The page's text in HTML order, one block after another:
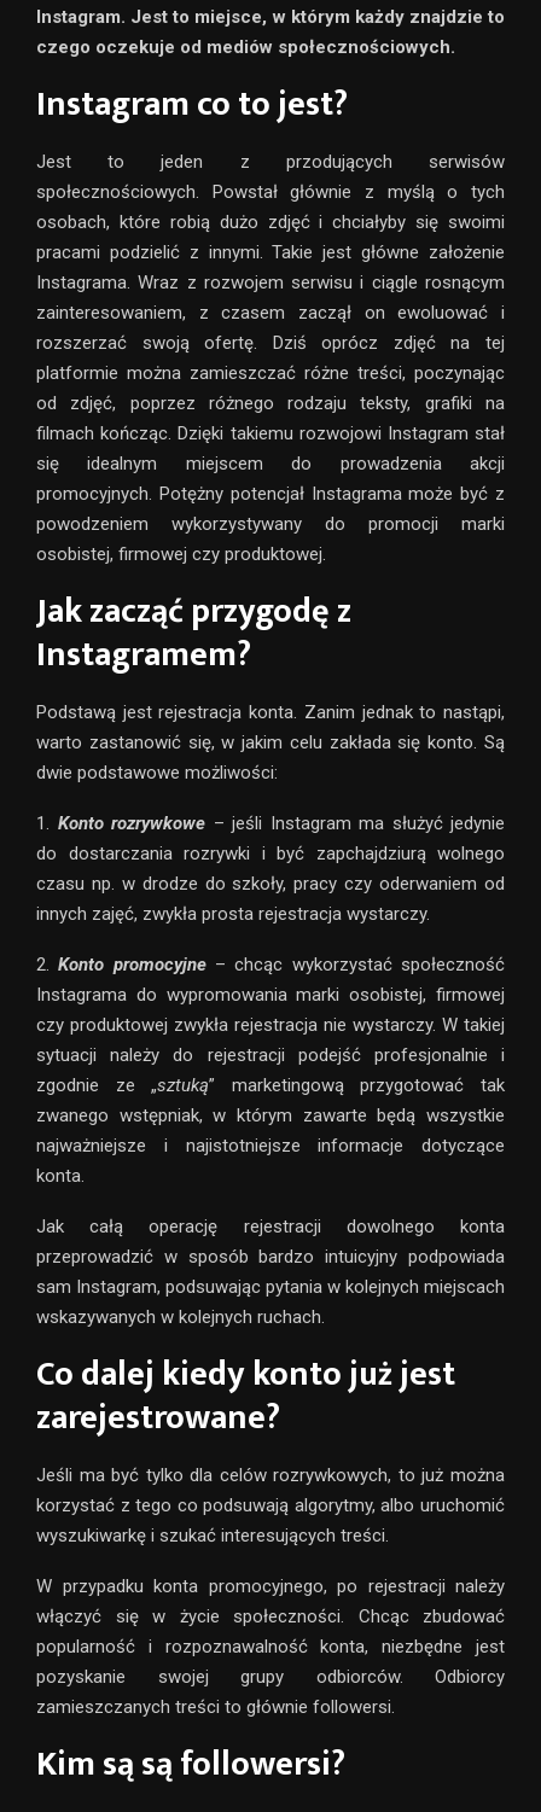
Instagram. Jest to miejsce, w którym każdy znajdzie to
czego oczekuje od mediów społecznościowych.
Instagram co to jest?
Jest to jeden z przodujących serwisów
społecznościowych. Powstał głównie z myślą o tych
osobach, które robią dużo zdjęć i chciałyby się swoimi
pracami podzielić z innymi. Takie jest główne założenie
Instagrama. Wraz z rozwojem serwisu i ciągle rosnącym
zainteresowaniem, z czasem zaczął on ewoluować i
rozszerzać swoją ofertę. Dziś oprócz zdjęć na tej
platformie można zamieszczać różne treści, poczynając
od zdjęć, poprzez różnego rodzaju teksty, grafiki na
filmach kończąc. Dzięki takiemu rozwojowi Instagram stał
się idealnym miejscem do prowadzenia akcji
promocyjnych. Potężny potencjał Instagrama może być z
powodzeniem wykorzystywany do promocji marki
osobistej, firmowej czy produktowej.
Jak zacząć przygodę z
Instagramem?
Podstawą jest rejestracja konta. Zanim jednak to nastąpi,
warto zastanowić się, w jakim celu zakłada się konto. Są
dwie podstawowe możliwości:
1. Konto rozrywkowe – jeśli Instagram ma służyć jedynie
do dostarczania rozrywki i być zapchajdziurą wolnego
czasu np. w drodze do szkoły, pracy czy oderwaniem od
innych zajęć, zwykła prosta rejestracja wystarczy.
2. Konto promocyjne– chcąc wykorzystać społeczność
Instagrama do wypromowania marki osobistej, firmowej
czy produktowej zwykła rejestracja nie wystarczy. W takiej
sytuacji należy do rejestracji podejść profesjonalnie i
zgodnie ze „sztuką” marketingową przygotować tak
zwanego wstępniak, w którym zawarte będą wszystkie
najważniejsze i najistotniejsze informacje dotyczące
konta.
Jak całą operację rejestracji dowolnego konta
przeprowadzić w sposób bardzo intuicyjny podpowiada
sam Instagram, podsuwając pytania w kolejnych miejscach
wskazywanych w kolejnych ruchach.
Co dalej kiedy konto już jest
zarejestrowane?
Jeśli ma być tylko dla celów rozrywkowych, to już można
korzystać z tego co podsuwają algorytmy, albo uruchomić
wyszukiwarkę i szukać interesujących treści.
W przypadku konta promocyjnego, po rejestracji należy
włączyć się w życie społeczności. Chcąc zbudować
popularność i rozpoznawalność konta, niezbędne jest
pozyskanie swojej grupy odbiorców. Odbiorcy
zamieszczanych treści to głównie followersi.
Kim są są followersi?